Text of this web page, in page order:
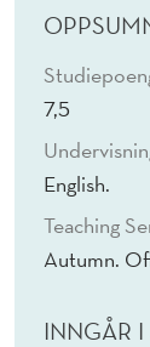
7,5
English.
Teaching
Autumn.
INNGÅR